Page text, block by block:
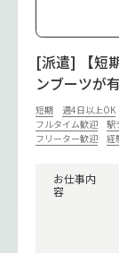
[派遣] 【短
ンブーツが
短期 週4日以上OK
フルタイム歓迎
駅
フリーター歓迎
経
お仕事内
容